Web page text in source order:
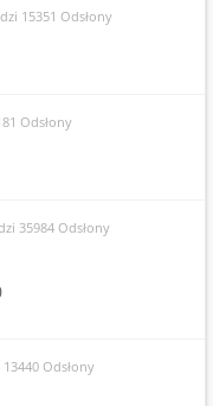
15351 Odsłony
Odsłony
35984 Odsłony
Odsłony